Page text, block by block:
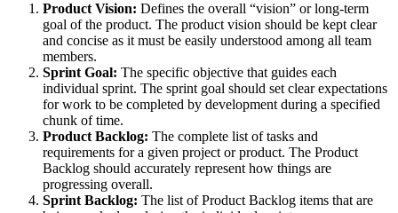
Product Vision: Defines the overall “vision” or long-term
goal of the product. The product vision should be kept clear
and concise as it must be easily understood among all team
members.
Sprint Goal: The specific objective that guides each
individual sprint. The sprint goal should set clear expectations
for work to be completed by development during a specified
chunk of time.
Product Backlog: The complete list of tasks and
requirements for a given project or product. The Product
Backlog should accurately represent how things are
progressing overall.
Sprint Backlog: The list of Product Backlog items that are